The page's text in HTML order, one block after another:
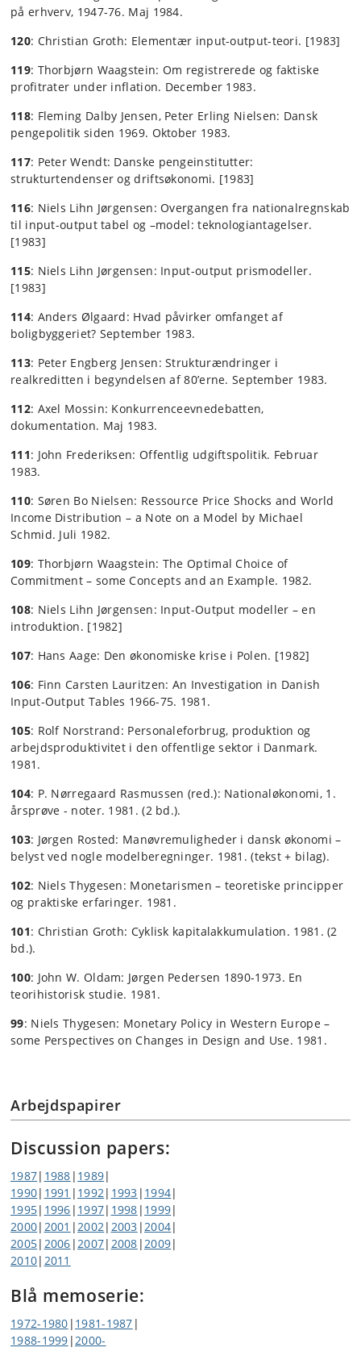
på erhverv, 1947-76. Maj 1984.
120: Christian Groth: Elementær input-output-teori. [1983]
119: Thorbjørn Waagstein: Om registrerede og faktiske
profitrater under inflation. December 1983.
118: Fleming Dalby Jensen, Peter Erling Nielsen: Dansk
pengepolitik siden 1969. Oktober 1983.
117: Peter Wendt: Danske pengeinstitutter:
strukturtendenser og driftsøkonomi. [1983]
116: Niels Lihn Jørgensen: Overgangen fra nationalregnskab
til input-output tabel og –model: teknologiantagelser.
[1983]
115: Niels Lihn Jørgensen: Input-output prismodeller.
[1983]
114: Anders Ølgaard: Hvad påvirker omfanget af
boligbyggeriet? September 1983.
113: Peter Engberg Jensen: Strukturændringer i
realkreditten i begyndelsen af 80’erne. September 1983.
112: Axel Mossin: Konkurrenceevnedebatten,
dokumentation. Maj 1983.
111: John Frederiksen: Offentlig udgiftspolitik. Februar
1983.
110: Søren Bo Nielsen: Ressource Price Shocks and World
Income Distribution – a Note on a Model by Michael
Schmid. Juli 1982.
109: Thorbjørn Waagstein: The Optimal Choice of
Commitment – some Concepts and an Example. 1982.
108: Niels Lihn Jørgensen: Input-Output modeller – en
introduktion. [1982]
107: Hans Aage: Den økonomiske krise i Polen. [1982]
106: Finn Carsten Lauritzen: An Investigation in Danish
Input-Output Tables 1966-75. 1981.
105: Rolf Norstrand: Personaleforbrug, produktion og
arbejdsproduktivitet i den offentlige sektor i Danmark.
1981.
104: P. Nørregaard Rasmussen (red.): Nationaløkonomi, 1.
årsprøve - noter. 1981. (2 bd.).
103: Jørgen Rosted: Manøvremuligheder i dansk økonomi –
belyst ved nogle modelberegninger. 1981. (tekst + bilag).
102: Niels Thygesen: Monetarismen – teoretiske principper
og praktiske erfaringer. 1981.
101: Christian Groth: Cyklisk kapitalakkumulation. 1981. (2
bd.).
100: John W. Oldam: Jørgen Pedersen 1890-1973. En
teorihistorisk studie. 1981.
99: Niels Thygesen: Monetary Policy in Western Europe –
some Perspectives on Changes in Design and Use. 1981.
Arbejdspapirer
Discussion papers:
1987| 1988 | 1989|
1990| 1991 | 1992| 1993 | 1994|
1995| 1996 | 1997| 1998 | 1999|
2000| 2001 |2002| 2003 |2004|
2005| 2006 |2007| 2008 |2009|
2010| 2011
Blå memoserie:
1972-1980 | 1981-1987 |
1988-1999 |2000-